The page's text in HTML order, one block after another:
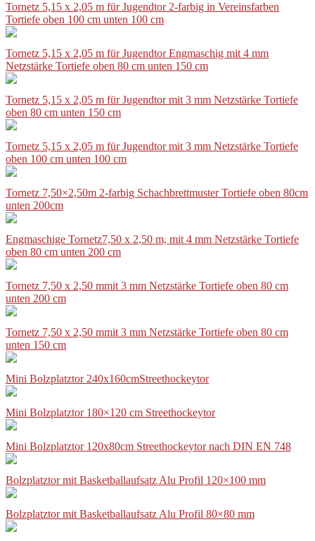
Tornetz 5,15 x 2,05 m für Jugendtor 2-farbig in Vereinsfarben
Tortiefe oben 100 cm unten 100 cm
Tornetz 5,15 x 2,05 m für Jugendtor Engmaschig mit 4 mm
Netzstärke Tortiefe oben 80 cm unten 150 cm
Tornetz 5,15 x 2,05 m für Jugendtor mit 3 mm Netzstärke Tortiefe
oben 80 cm unten 150 cm
Tornetz 5,15 x 2,05 m für Jugendtor mit 3 mm Netzstärke Tortiefe
oben 100 cm unten 100 cm
Tornetz 7,50×2,50m 2-farbig Schachbrettmuster Tortiefe oben 80cm
unten 200cm
Engmaschige Tornetz7,50 x 2,50 m, mit 4 mm Netzstärke Tortiefe
oben 80 cm unten 200 cm
Tornetz 7,50 x 2,50 mmit 3 mm Netzstärke Tortiefe oben 80 cm
unten 200 cm
Tornetz 7,50 x 2,50 mmit 3 mm Netzstärke Tortiefe oben 80 cm
unten 150 cm
Mini Bolzplatztor 240x160cmStreethockeytor
Mini Bolzplatztor 180×120 cm Streethockeytor
Mini Bolzplatztor 120x80cm Streethockeytor nach DIN EN 748
Bolzplatztor mit Basketballaufsatz Alu Profil 120×100 mm
Bolzplatztor mit Basketballaufsatz Alu Profil 80×80 mm